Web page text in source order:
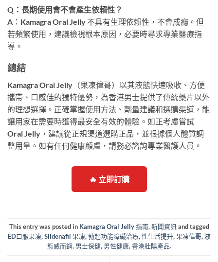
Q：長期使用會不會產生依賴性？
A：Kamagra Oral Jelly 不具有生理依賴性，不會成癮。但
若頻繁使用，建議檢視根本原因，必要時尋求專業醫療指
導。
總結
Kamagra Oral Jelly（果凍偉哥）以其液態快速吸收、方便
攜帶、口感佳的獨特優勢，為香港男士提供了傳統藥片以外
的理想選擇。正確掌握使用方法、劑量建議和選購渠道，能
讓用家在需要時獲得最安全有效的體驗。如正考慮嘗試
Oral Jelly，建議從正規渠道選購正品，並根據個人體質調
整用量。如有任何健康顧慮，請務必諮詢專業醫護人員。
🔥 立即訂購
This entry was posted in Kamagra Oral Jelly 指南,新聞資訊 and tagged
ED口服果凍,Sildenafil 果凍,勃起功能障礙治療,性生活提升,果凍偉哥,液
態威而鋼, 男士保健, 男性健康,香港壯陽產品.